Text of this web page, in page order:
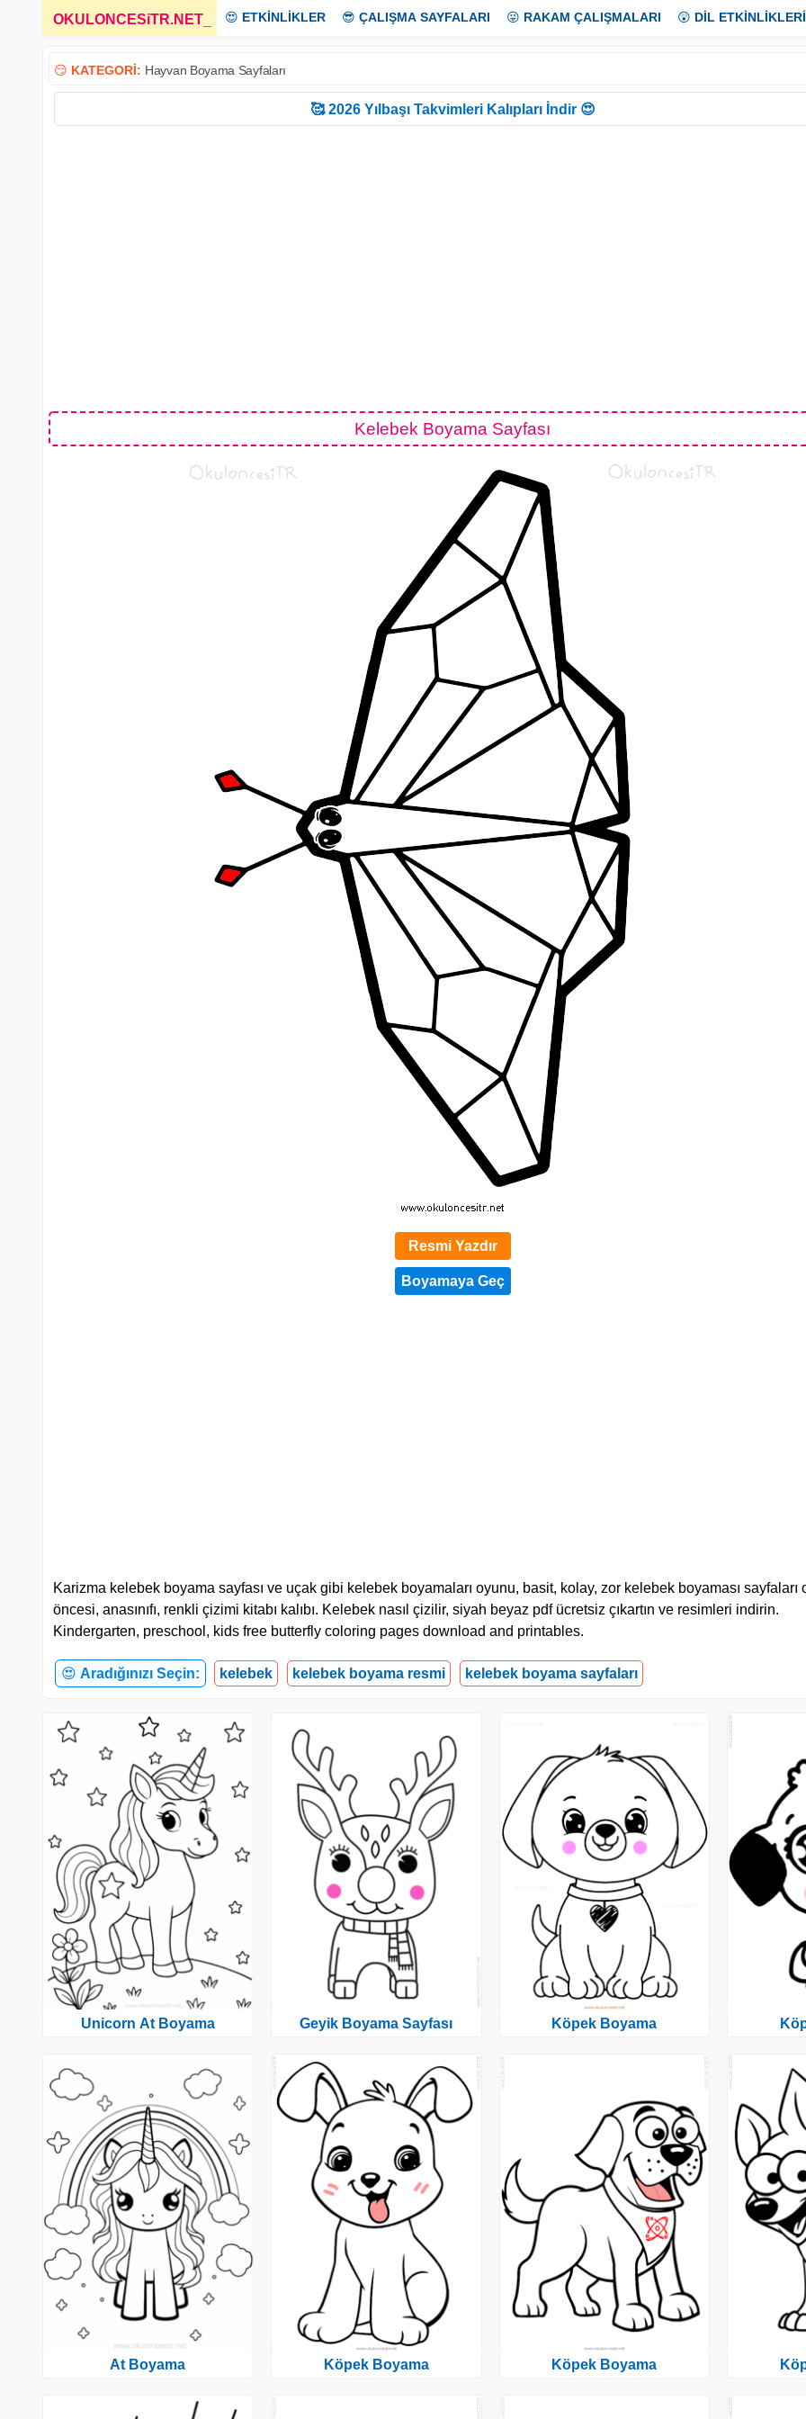
OKULONCESiTR.NET 😍 ETKİNLİKLER 😎 ÇALIŞMA SAYFALARI 😜 RAKAM ÇALIŞMALARI 😲 DİL ETKİNLİKLERİ
😏 KATEGORİ: Hayvan Boyama Sayfaları
🥰 2026 Yılbaşı Takvimleri Kalıpları İndir 😍
Kelebek Boyama Sayfası
Resmi Yazdır
Karizma kelebek boyama sayfası ve uçak gibi kelebek boyamaları oyunu, basit, kolay, zor kelebek boyaması sayfaları
öncesi, anasınıfı, renkli çizimi kitabı kalıbı. Kelebek nasıl çizilir, siyah beyaz pdf ücretsiz çıkartın ve resimleri indirin.
Kindergarten, preschool, kids free butterfly coloring pages download and printables.
😍 Aradığınızı Seçin: kelebek kelebek boyama resmi kelebek boyama sayfaları
Unicorn At Boyama
At Boyama
Geyik Boyama Sayfası
Köpek Boyama
Köpek Boyama
Köpek Boyama